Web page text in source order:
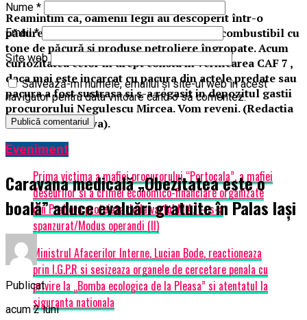
Reamintim ca, oamenii legii au descoperit într-o
pădure din Ploiești, un depozit ilegal de combustibil cu
tone de păcură și produse petroliere îngropate. Acum
curiozitatea celor in drept consta in verificarea CAF 7 ,
daca mai este incarcat cu pacura din actele predate sau
pacura a fost sustrasa si s-a regasit in depozitul gastii
procurorului Negulescu Mircea. Vom reveni. (Redactia
Incisiv de Prahova).
Prima victima a mafiei procurorului “Portocala”, a mafiei
deseurilor si a crimei economico-financiare organizate
din Prahova protejata de la varful M.A.I – s-a
spanzurat/Modus operandi (II)
Ministrul Afacerilor Interne, Lucian Bode, reactioneaza
prin I.G.P.R si sesizeaza organele de cercetare penala cu
privire la „Bomba ecologica de la Pleasa” si atentatul la
siguranta nationala
Nume *
Email*
Site web
Salvează-mi numele, emailul și site-ul web în acest
navigator pentru data viitoare când o să comentez.
Eveniment
Caravana medicală „Obezitatea este o
boală” aduce evaluări gratuite în Palas Iași
Publicat
acum 2 luni